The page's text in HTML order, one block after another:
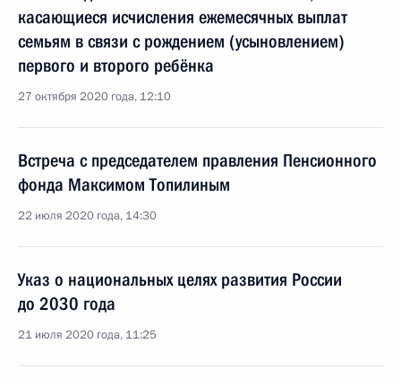
касающиеся исчисления ежемесячных выплат
семьям в связи с рождением (усыновлением)
первого и второго ребёнка
27 октября 2020 года, 12:10
Встреча с председателем правления Пенсионного
фонда Максимом Топилиным
22 июля 2020 года, 14:30
Указ о национальных целях развития России
до 2030 года
21 июля 2020 года, 11:25